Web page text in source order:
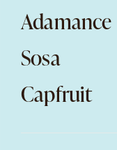
Adamance
Sosa
Capfruit